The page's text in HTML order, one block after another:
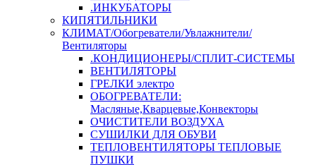
.ИНКУБАТОРЫ
КИПЯТИЛЬНИКИ
КЛИМАТ/Обогреватели/Увлажнители/
Вентиляторы
.КОНДИЦИОНЕРЫ/СПЛИТ-СИСТЕМЫ
ВЕНТИЛЯТОРЫ
ГРЕЛКИ электро
ОБОГРЕВАТЕЛИ:
Масляные,Кварцевые,Конвекторы
ОЧИСТИТЕЛИ ВОЗДУХА
СУШИЛКИ ДЛЯ ОБУВИ
ТЕПЛОВЕНТИЛЯТОРЫ ТЕПЛОВЫЕ
ПУШКИ